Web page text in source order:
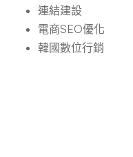
連結建設
電商SEO優化
韓國數位行銷